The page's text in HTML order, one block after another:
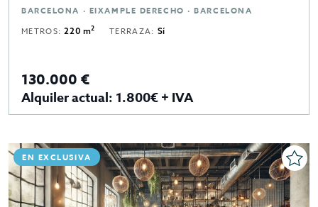
BARCELONA · EIXAMPLE DERECHO · BARCELONA
METROS:220 m2 TERRAZA: Sí
130.000 €
Alquiler actual: 1.800€ + IVA
EN EXCLUSIVA